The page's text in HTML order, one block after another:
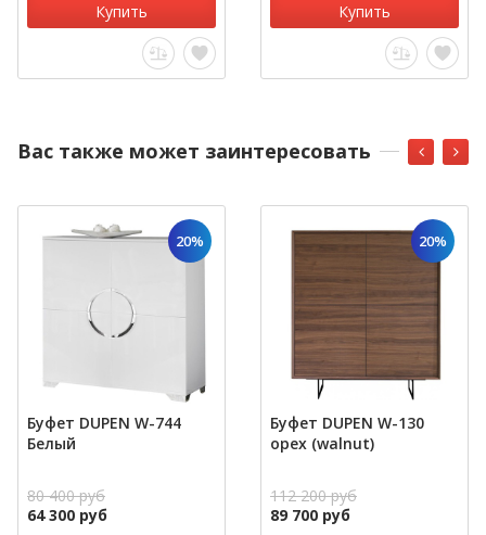
Купить Купить
Вас также может заинтересовать
20%
Буфет DUPEN W-744
Белый
80 400 руб
64 300 руб
20%
Буфет DUPEN W-130
орех (walnut)
112 200 руб
89 700 руб